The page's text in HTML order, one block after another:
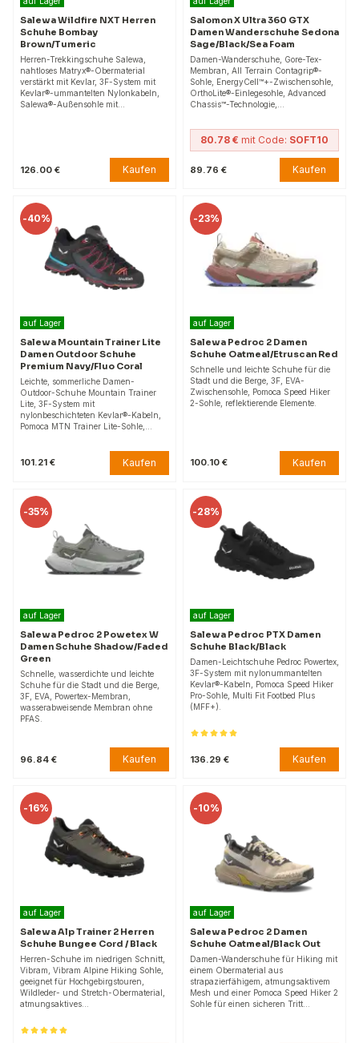
Salewa Wildfire NXT Herren
Schuhe Bombay
Brown/Tumeric
Herren-Trekkingschuhe Salewa,
nahtloses Matryx®-Obermaterial
verstärkt mit Kevlar, 3F-System mit
Kevlar®-ummantelten Nylonkabeln,
Salewa®-Außensohle mit…
126.00 € Kaufen
Salomon X Ultra 360 GTX
Damen Wanderschuhe Sedona
Sage/Black/Sea Foam
Damen-Wanderschuhe, Gore-Tex-
Membran, All Terrain Contagrip®-
Sohle, EnergyCell™+-Zwischensohle,
OrthoLite®-Einlegesohle, Advanced
Chassis™-Technologie,…
80.78 € mit Code: SOFT10
89.76 € Kaufen
-40%
auf Lager
Salewa Mountain Trainer Lite
Damen Outdoor Schuhe
Premium Navy/Fluo Coral
Leichte, sommerliche Damen-
Outdoor-Schuhe Mountain Trainer
Lite, 3F-System mit
nylonbeschichteten Kevlar®-Kabeln,
Pomoca MTN Trainer Lite-Sohle,…
101.21 € Kaufen
-23%
auf Lager
Salewa Pedroc 2 Damen
Schuhe Oatmeal/Etruscan Red
Schnelle und leichte Schuhe für die
Stadt und die Berge, 3F, EVA-
Zwischensohle, Pomoca Speed Hiker
2-Sohle, reflektierende Elemente.
100.10 € Kaufen
-35%
auf Lager
Salewa Pedroc 2 Powetex W
Damen Schuhe Shadow/Faded
Green
Schnelle, wasserdichte und leichte
Schuhe für die Stadt und die Berge,
3F, EVA, Powertex-Membran,
wasserabweisende Membran ohne
PFAS.
96.84 € Kaufen
-28%
auf Lager
Salewa Pedroc PTX Damen
Schuhe Black/Black
Damen-Leichtschuhe Pedroc Powertex,
3F-System mit nylonummantelten
Kevlar®-Kabeln, Pomoca Speed Hiker
Pro-Sohle, Multi Fit Footbed Plus
(MFF+).
136.29 € Kaufen
-16%
auf Lager
Salewa Alp Trainer 2 Herren
Schuhe Bungee Cord / Black
Herren-Schuhe im niedrigen Schnitt,
Vibram, Vibram Alpine Hiking Sohle,
geeignet für Hochgebirgstouren,
Wildleder- und Stretch-Obermaterial,
atmungsaktives…
-10%
auf Lager
Salewa Pedroc 2 Damen
Schuhe Oatmeal/Black Out
Damen-Wanderschuhe für Hiking mit
einem Obermaterial aus
strapazierfähigem, atmungsaktivem
Mesh und einer Pomoca Speed Hiker 2
Sohle für einen sicheren Tritt…